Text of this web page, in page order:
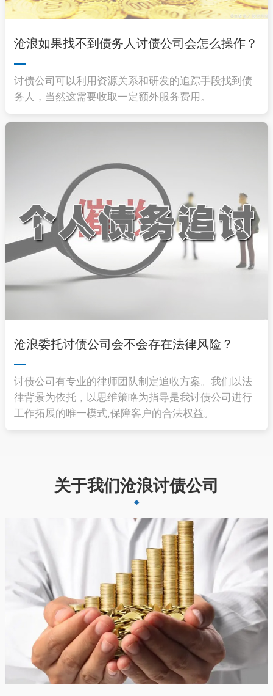
沧浪如果找不到债务人讨债公司会怎么操作？
讨债公司可以利用资源关系和研发的追踪手段找到债
务人，当然这需要收取一定额外服务费用。
沧浪委托讨债公司会不会存在法律风险？
讨债公司有专业的律师团队制定追收方案。我们以法
律背景为依托，以思维策略为指导是我讨债公司进行
工作拓展的唯一模式,保障客户的合法权益。
关于我们沧浪讨债公司